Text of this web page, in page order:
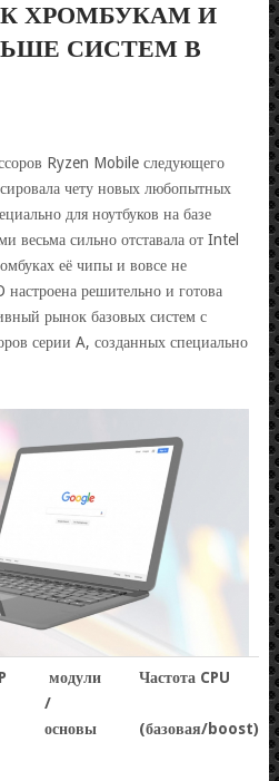
ХРОМБУКАМ И
СИСТЕМ В
Ryzen Mobile следующего
чету новых любопытных
для ноутбуков на базе
весьма сильно отставала от Intel
её чипы и вовсе не
настроена решительно и готова
рынок базовых систем с
серии A, созданных специально
модули
/
основы
Частота CPU
(базовая/boost)